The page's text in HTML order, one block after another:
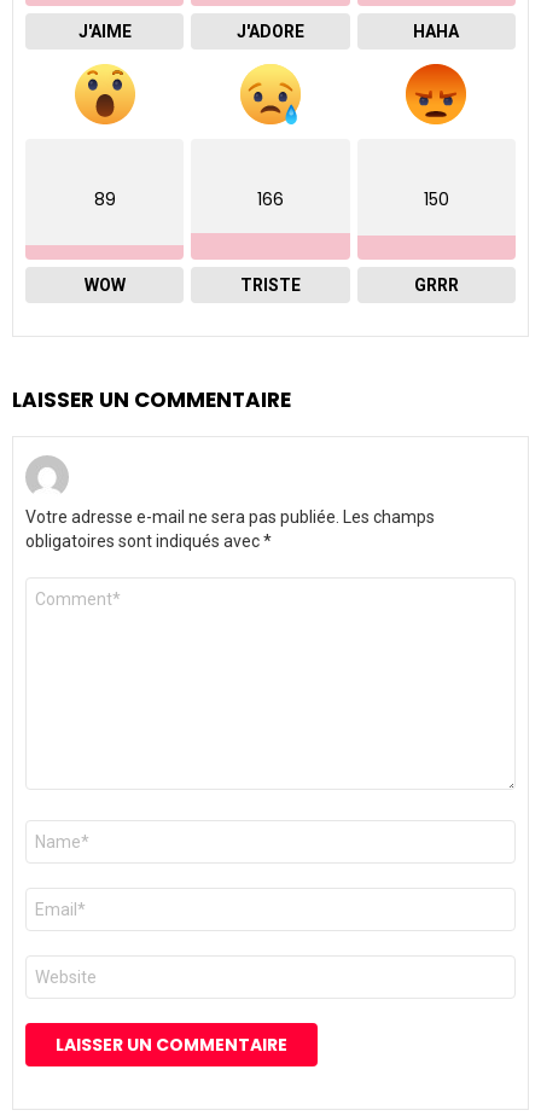
J'AIME J'ADORE HAHA
89
WOW
166
TRISTE
150
GRRR
LAISSER UN COMMENTAIRE
Votre adresse e-mail ne sera pas publiée.
Les champs
obligatoires sont indiqués avec*
Commentaire
Nom
E-
mail
*
Site
web